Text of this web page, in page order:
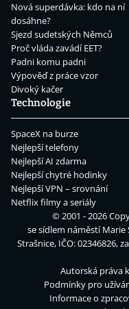
Nová superdávka: kdo na ní
dosáhne?
Sjezd sudetských Němců
Proč vláda zavádí EET?
Padni komu padni
Výpověď z práce vzor
Divoký kačer
Technologie
SpaceX na burze
Nejlepší telefony
Nejlepší AI zdarma
Nejlepší chytré hodinky
Nejlepší VPN – srovnání
Netflix filmy a seriály
© 2001 - 2026
se sídlem náměstí Marie
Strašnice, IČO: 02346826,
Autorská práva
Podmínky pro
Informace o